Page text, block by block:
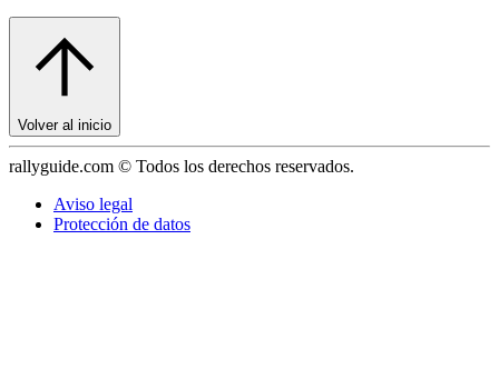
Volver al inicio
rallyguide.com © Todos los derechos reservados.
Aviso legal
Protección de datos